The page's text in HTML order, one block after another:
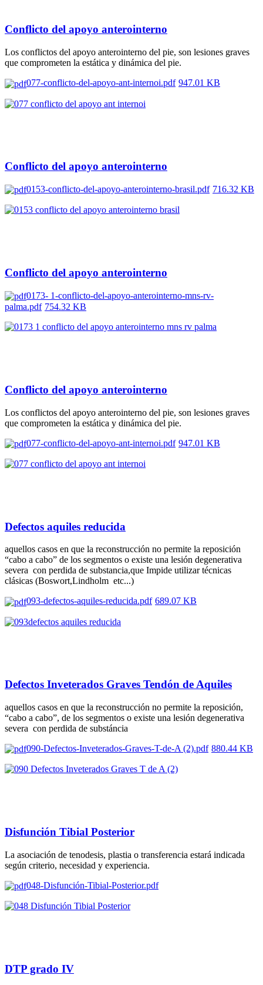
Conflicto del apoyo anterointerno
Los conflictos del apoyo anterointerno del pie, son lesiones graves
que comprometen la estática y dinámica del pie.
077-conflicto-del-apoyo-ant-internoi.pdf 947.01 KB
Conflicto del apoyo anterointerno
0153-conflicto-del-apoyo-anterointerno-brasil.pdf 716.32 KB
Conflicto del apoyo anterointerno
0173- 1-conflicto-del-apoyo-anterointerno-mns-rv-
palma.pdf 754.32 KB
Conflicto del apoyo anterointerno
Los conflictos del apoyo anterointerno del pie, son lesiones graves
que comprometen la estática y dinámica del pie.
077-conflicto-del-apoyo-ant-internoi.pdf 947.01 KB
Defectos aquiles reducida
aquellos casos en que la reconstrucción no permite la reposición
“cabo a cabo” de los segmentos o existe una lesión degenerativa
severa con perdida de substancia,que Impide utilizar técnicas
clásicas (Boswort,Lindholm etc...)
093-defectos-aquiles-reducida.pdf 689.07 KB
Defectos Inveterados Graves Tendón de Aquiles
aquellos casos en que la reconstrucción no permite la reposición,
“cabo a cabo”, de los segmentos o existe una lesión degenerativa
severa con perdida de substáncia
090-Defectos-Inveterados-Graves-T-de-A (2).pdf 880.44 KB
Disfunción Tibial Posterior
La asociación de tenodesis, plastia o transferencia estará indicada
según criterio, necesidad y experiencia.
048-Disfunción-Tibial-Posterior.pdf
DTP grado IV